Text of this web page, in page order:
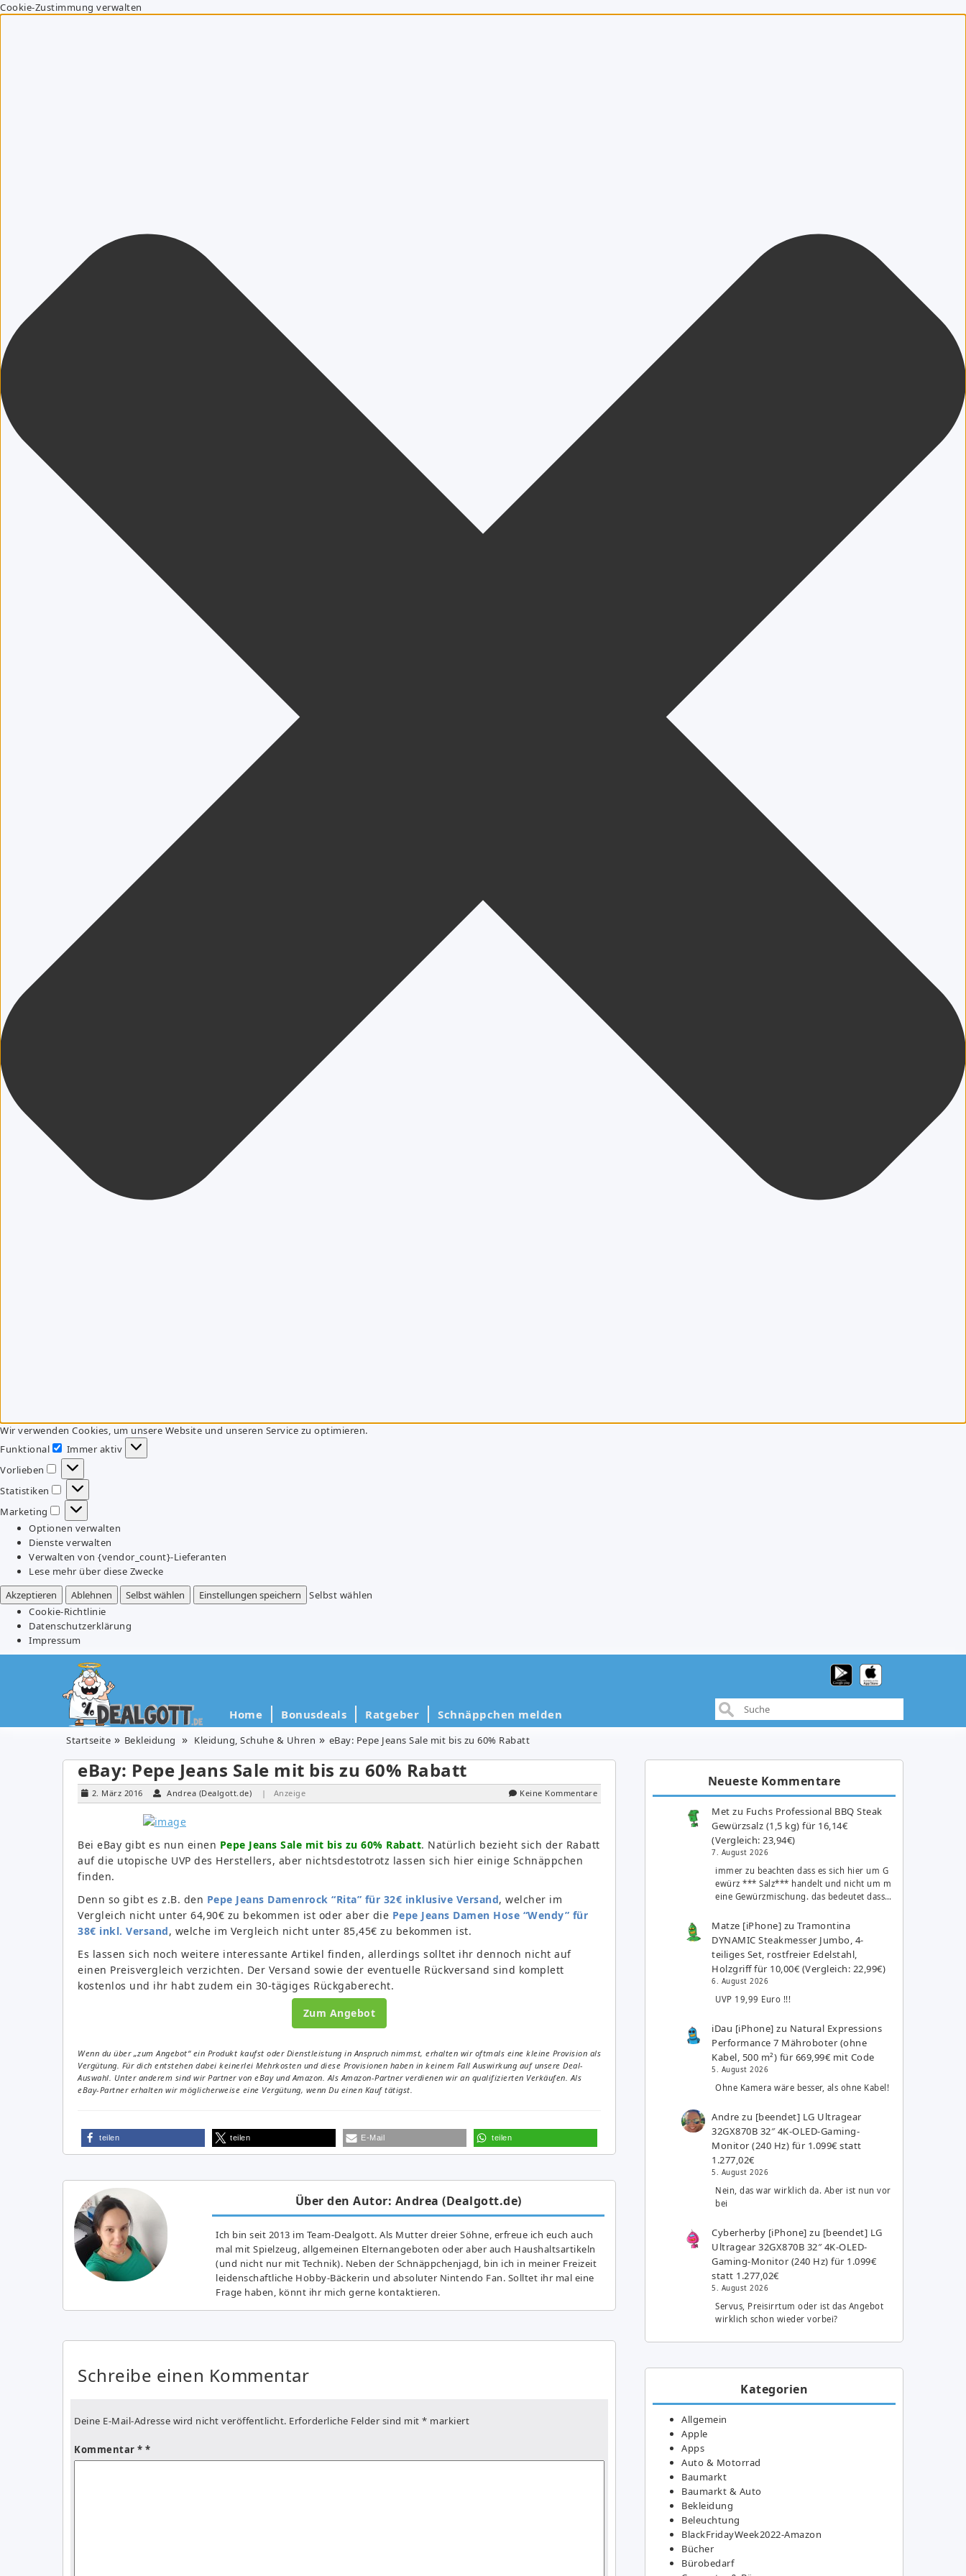
Cookie-Zustimmung verwalten
Wir verwenden Cookies, um unsere Website und unseren Service zu optimieren.
Funktional
Funktional
Immer aktiv
Vorlieben
Vorlieben
Statistiken
Statistiken
Marketing
Marketing
Optionen verwalten
Dienste verwalten
Verwalten von {vendor_count}-Lieferanten
Lese mehr über diese Zwecke
Akzeptieren
Ablehnen Selbst wählen Einstellungen speichern
Selbst wählen
Cookie-Richtlinie
Datenschutzerklärung
Impressum
Home Bonusdeals Ratgeber Schnäppchen melden
Startseite Bekleidung Kleidung, Schuhe & Uhren eBay: Pepe Jeans Sale mit bis zu 60% Rabatt
eBay: Pepe Jeans Sale mit bis zu 60% Rabatt
2. März 2016 Andrea (Dealgott.de) | Anzeige Keine Kommentare
Bei eBay gibt es nun einen Pepe Jeans Sale mit bis zu 60% Rabatt. Natürlich bezieht sich der Rabatt
auf die utopische UVP des Herstellers, aber nichtsdestotrotz lassen sich hier einige Schnäppchen
finden.
Denn so gibt es z.B. den Pepe Jeans Damenrock “Rita” für 32€ inklusive Versand, welcher im
Vergleich nicht unter 64,90€ zu bekommen ist oder aber die Pepe Jeans Damen Hose “Wendy” für
38€ inkl. Versand, welche im Vergleich nicht unter 85,45€ zu bekommen ist.
Es lassen sich noch weitere interessante Artikel finden, allerdings solltet ihr dennoch nicht auf
einen Preisvergleich verzichten. Der Versand sowie der eventuelle Rückversand sind komplett
kostenlos und ihr habt zudem ein 30-tägiges Rückgaberecht.
Zum Angebot
Wenn du über „zum Angebot“ ein Produkt kaufst oder Dienstleistung in Anspruch nimmst, erhalten wir oftmals eine kleine Provision als
Vergütung. Für dich entstehen dabei keinerlei Mehrkosten und diese Provisionen haben in keinem Fall Auswirkung auf unsere Deal-
Auswahl. Unter anderem sind wir Partner von eBay und Amazon. Als Amazon-Partner verdienen wir an qualifizierten Verkäufen. Als
eBay-Partner erhalten wir möglicherweise eine Vergütung, wenn Du einen Kauf tätigst.
teilen teilen E-Mail teilen
Über den Autor: Andrea (Dealgott.de)
Ich bin seit 2013 im Team-Dealgott. Als Mutter dreier Söhne, erfreue ich euch auch
mal mit Spielzeug, allgemeinen Elternangeboten oder aber auch Haushaltsartikeln
(und nicht nur mit Technik). Neben der Schnäppchenjagd, bin ich in meiner Freizeit
leidenschaftliche Hobby-Bäckerin und absoluter Nintendo Fan. Solltet ihr mal eine
Frage haben, könnt ihr mich gerne kontaktieren.
Schreibe einen Kommentar
Deine E-Mail-Adresse wird nicht veröffentlicht. Erforderliche Felder sind mit * markiert
Kommentar *
Neueste Kommentare
Met zu Fuchs Professional BBQ Steak
Gewürzsalz (1,5 kg) für 16,14€
(Vergleich: 23,94€)
7. August 2026
immer zu beachten dass es sich hier um G
ewürz *** Salz*** handelt und nicht um m
eine Gewürzmischung. das bedeutet dass…
Matze [iPhone] zuTramontina
DYNAMIC Steakmesser Jumbo, 4-
teiliges Set, rostfreier Edelstahl,
Holzgriff für 10,00€ (Vergleich: 22,99€)
6. August 2026
UVP 19,99 Euro !!!
iDau [iPhone] zu Natural Expressions
Performance 7 Mähroboter (ohne
Kabel, 500 m²) für 669,99€ mit Code
5. August 2026
Ohne Kamera wäre besser, als ohne Kabel!
Andre zu [beendet] LG Ultragear
32GX870B 32″ 4K-OLED-Gaming-
Monitor (240 Hz) für 1.099€ statt
1.277,02€
5. August 2026
Nein, das war wirklich da. Aber ist nun vor
bei
Cyberherby [iPhone] zu [beendet] LG
Ultragear 32GX870B 32″ 4K-OLED-
Gaming-Monitor (240 Hz) für 1.099€
statt 1.277,02€
5. August 2026
Servus, Preisirrtum oder ist das Angebot
wirklich schon wieder vorbei?
Kategorien
Allgemein
Apple
Apps
Auto & Motorrad
Baumarkt
Baumarkt & Auto
Bekleidung
Beleuchtung
BlackFridayWeek2022-Amazon
Bücher
Bürobedarf